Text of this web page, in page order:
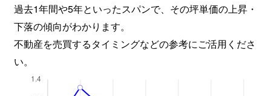
過去1年間や5年といったスパンで、その坪単価の上昇・
下落の傾向がわかります。
不動産を売買するタイミングなどの参考にご活用くださ
い。